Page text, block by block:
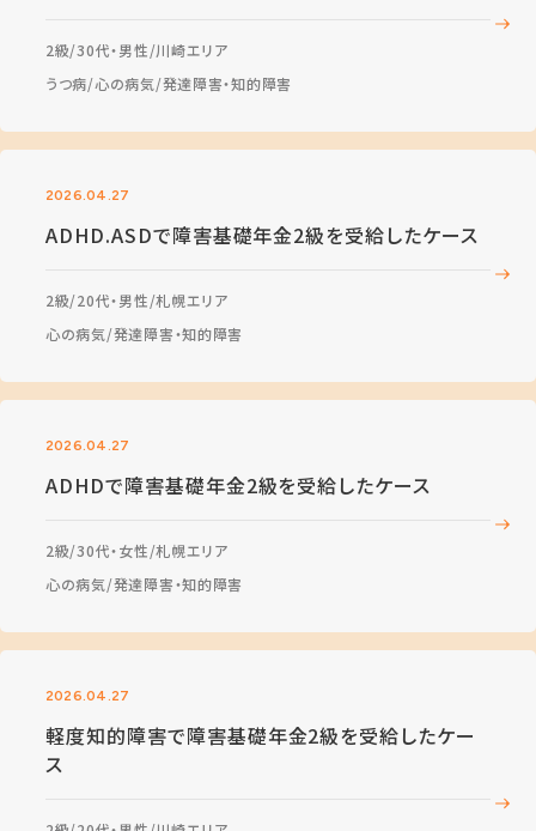
2級 30代・男性 川崎エリア
うつ病 心の病気 発達障害・知的障害
2026.04.27
ADHD.ASDで障害基礎年金2級を受給したケース
2級 20代・男性 札幌エリア
心の病気 発達障害・知的障害
2026.04.27
ADHDで障害基礎年金2級を受給したケース
2級 30代・女性 札幌エリア
心の病気 発達障害・知的障害
2026.04.27
軽度知的障害で障害基礎年金2級を受給したケー
ス